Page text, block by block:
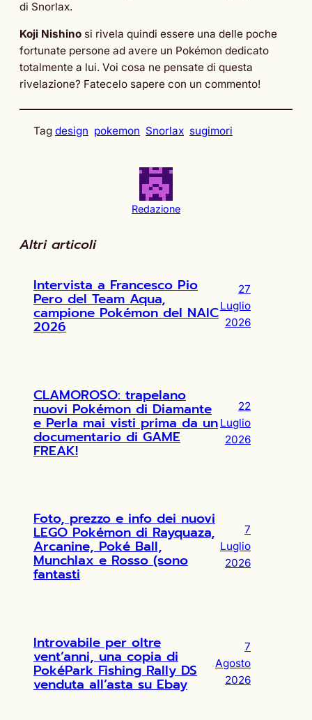
di Snorlax.
Koji Nishino si rivela quindi essere una delle poche
fortunate persone ad avere un Pokémon dedicato
totalmente a lui. Voi cosa ne pensate di questa
rivelazione? Fatecelo sapere con un commento!
Tag design pokemon Snorlax sugimori
Redazione
Altri articoli
Intervista a Francesco Pio
Pero del Team Aqua,
campione Pokémon del NAIC
2026
27
Luglio
2026
CLAMOROSO: trapelano
nuovi Pokémon di Diamante
e Perla mai visti prima da un
documentario di GAME
FREAK!
22
Luglio
2026
Foto, prezzo e info dei nuovi
LEGO Pokémon di Rayquaza,
Arcanine, Poké Ball,
Munchlax e Rosso (sono
fantasti
7
Luglio
2026
Introvabile per oltre
vent’anni, una copia di
PokéPark Fishing Rally DS
venduta all’asta su Ebay
7
Agosto
2026